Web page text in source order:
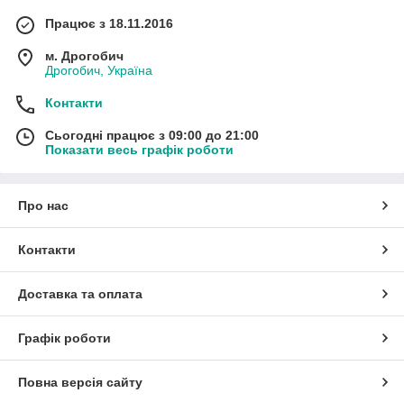
Працює з 18.11.2016
м. Дрогобич
Дрогобич, Україна
Контакти
Сьогодні працює з 09:00 до 21:00
Показати весь графік роботи
Про нас
Контакти
Доставка та оплата
Графік роботи
Повна версія сайту